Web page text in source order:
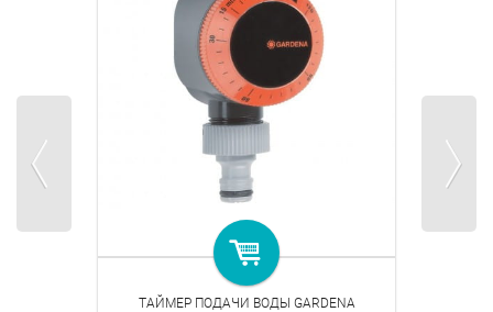
ТАЙМЕР ПОДАЧИ ВОДЫ GARDENA